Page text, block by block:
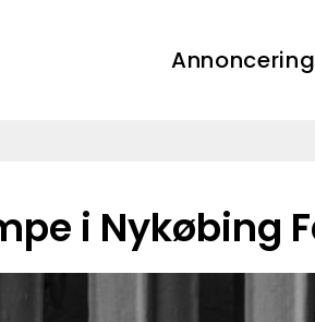
Annoncering
i Nykøbing